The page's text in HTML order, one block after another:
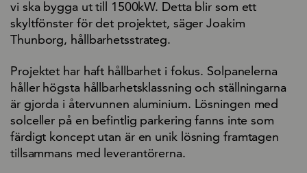
vi ska bygga ut till 1500kW. Detta blir som ett
skyltfönster för det projektet, säger Joakim
Thunborg, hållbarhetsstrateg.
Projektet har haft hållbarhet i fokus. Solpanelerna
håller högsta hållbarhetsklassning och ställningarna
är gjorda i återvunnen aluminium. Lösningen med
solceller på en befintlig parkering fanns inte som
färdigt koncept utan är en unik lösning framtagen
tillsammans med leverantörerna.